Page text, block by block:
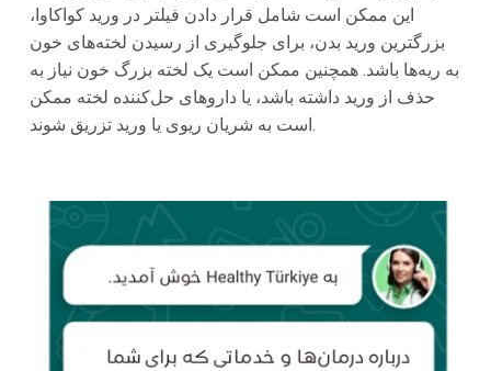
این ممکن است شامل قرار دادن فیلتر در ورید کواکاوا،
بزرگترین ورید بدن، برای جلوگیری از رسیدن لخته‌های خون
به ریه‌ها باشد. همچنین ممکن است یک لخته بزرگ خون نیاز به
حذف از ورید داشته باشد، یا داروهای حل‌کننده لخته ممکن
است به شریان ریوی یا ورید تزریق شوند.